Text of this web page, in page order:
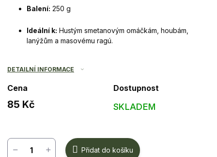
Balení: 250 g
Ideální k: Hustým smetanovým omáčkám, houbám,
lanýžům a masovému ragú.
DETAILNÍ INFORMACE
Cena
85 Kč
Dostupnost
SKLADEM
Přidat do košíku